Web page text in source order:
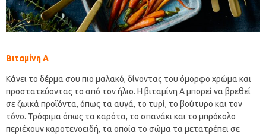
Βιταμίνη Α
Κάνει το δέρμα σου πιο μαλακό, δίνοντας του όμορφο χρώμα και
προστατεύοντας το από τον ήλιο. Η βιταμίνη Α μπορεί να βρεθεί
σε ζωικά προϊόντα, όπως τα αυγά, το τυρί, το βούτυρο και τον
τόνο. Τρόφιμα όπως τα καρότα, το σπανάκι και το μπρόκολο
περιέχουν καροτενοειδή, τα οποία το σώμα τα μετατρέπει σε